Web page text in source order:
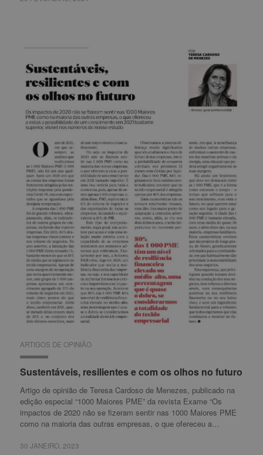
ARTIGOS DE OPINIÃO
Sustentáveis, resilientes e com os olhos no futuro
Artigo de opinião de Teresa Cardoso de Menezes, publicado na
edição especial “1000 Maiores PME” da revista Exame “Os
impactos de 2020 não se fizeram sentir nas 1000 Maiores PME
como na maioria das outras empresas, o que ofereceu a…
30 JANEIRO, 2023
ARTIGOS DE OPINIÃO
Sustentáveis, resilientes e com os olhos no futuro
30 JANEIRO, 2023